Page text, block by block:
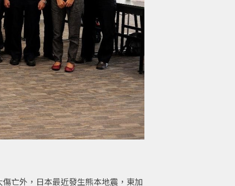
亡外，日本最近發生熊本地震，東加